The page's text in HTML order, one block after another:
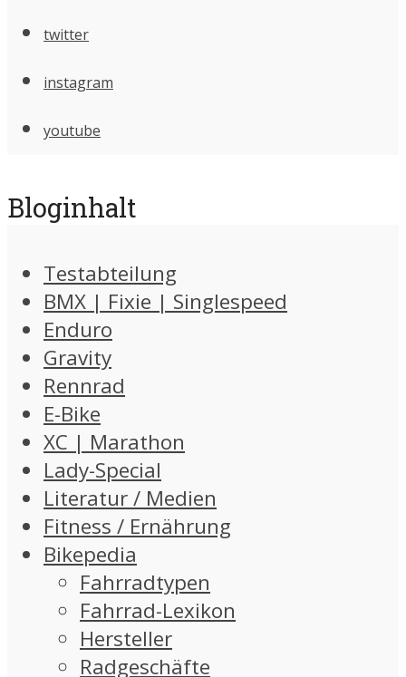
twitter
instagram
youtube
Bloginhalt
Testabteilung
BMX | Fixie | Singlespeed
Enduro
Gravity
Rennrad
E-Bike
XC | Marathon
Lady-Special
Literatur / Medien
Fitness / Ernährung
Bikepedia
Fahrradtypen
Fahrrad-Lexikon
Hersteller
Radgeschäfte